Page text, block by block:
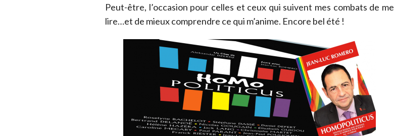
Peut-être, l’occasion pour celles et ceux qui suivent mes combats de me
lire…et de mieux comprendre ce qui m’anime. Encore bel été !